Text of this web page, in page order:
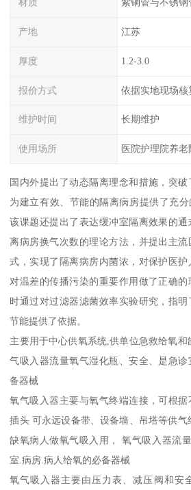
材质 紫铜管与不锈钢
产地 江苏
厚度 1.2-3.0
报价方式 依据实地现场核
维护时间 长期维护
使用场所 医院护理院养老
国内外提出了动态隔离理念和措施，突破
为建立有效、节能的隔离病房提供了充
该课题还提出了表达缓冲室隔离效果的
离病房换气次数的理论方法，并提出主
式，实现了隔离病房内菌浓，对保护医
对温差的传播污染的重要作用做了正确
时通过对过滤器滤菌效率实验研究，指
节能提供了依据。
主要用于中心供氧系统,供单位急救给氧
气吸入器流量氧气湿化瓶、安全、是急
备器械
氧气吸入器主要与氧气终端连接，可根
插头 可永远设备带、设备墙、吊塔等供
缺氧病人做氧气吸入用， 氧气吸入器流
室.病房.病人给氧的必备器械
氧气吸入器主要由压力表、减压阀和安